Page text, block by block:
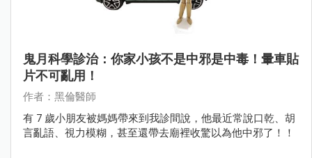
鬼月科學診治：你家小孩不是中邪是中毒！暈車貼
片不可亂用！
作者：黑倫醫師
有 7 歲小朋友被媽媽帶來到我診間說，他最近常說口乾、胡
言亂語、視力模糊，甚至還帶去廟裡收驚以為他中邪了！！